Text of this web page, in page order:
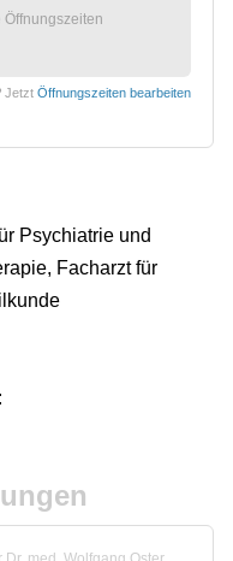
Jetzt Öffnungszeiten bearbeiten
Psychiatrie und
Facharzt für